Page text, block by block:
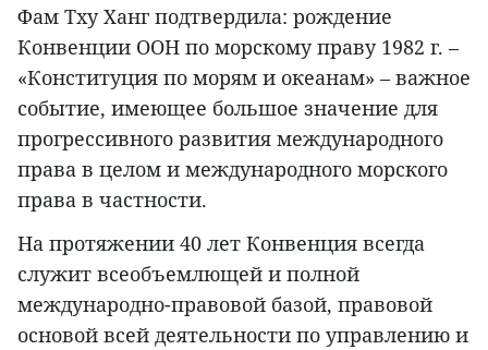
Фам Тху Ханг подтвердила: рождение
Конвенции ООН по морскому праву 1982 г. –
«Конституция по морям и океанам» – важное
событие, имеющее большое значение для
прогрессивного развития международного
права в целом и международного морского
права в частности.
На протяжении 40 лет Конвенция всегда
служит всеобъемлющей и полной
международно-правовой базой, правовой
основой всей деятельности по управлению и